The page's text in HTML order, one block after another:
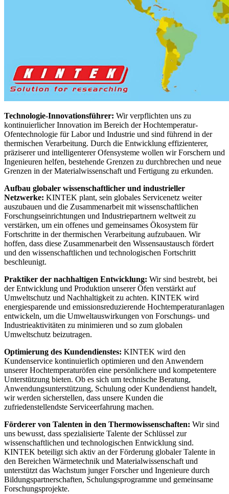
Technologie-Innovationsführer: Wir verpflichten uns zu
kontinuierlicher Innovation im Bereich der Hochtemperatur-
Ofentechnologie für Labor und Industrie und sind führend in der
thermischen Verarbeitung. Durch die Entwicklung effizienterer,
präziserer und intelligenterer Ofensysteme wollen wir Forschern und
Ingenieuren helfen, bestehende Grenzen zu durchbrechen und neue
Grenzen in der Materialwissenschaft und Fertigung zu erkunden.
Aufbau globaler wissenschaftlicher und industrieller
Netzwerke: KINTEK plant, sein globales Servicenetz weiter
auszubauen und die Zusammenarbeit mit wissenschaftlichen
Forschungseinrichtungen und Industriepartnern weltweit zu
verstärken, um ein offenes und gemeinsames Ökosystem für
Fortschritte in der thermischen Verarbeitung aufzubauen. Wir
hoffen, dass diese Zusammenarbeit den Wissensaustausch fördert
und den wissenschaftlichen und technologischen Fortschritt
beschleunigt.
Praktiker der nachhaltigen Entwicklung: Wir sind bestrebt, bei
der Entwicklung und Produktion unserer Öfen verstärkt auf
Umweltschutz und Nachhaltigkeit zu achten. KINTEK wird
energiesparende und emissionsreduzierende Hochtemperaturanlagen
entwickeln, um die Umweltauswirkungen von Forschungs- und
Industrieaktivitäten zu minimieren und so zum globalen
Umweltschutz beizutragen.
Optimierung des Kundendienstes: KINTEK wird den
Kundenservice kontinuierlich optimieren und den Anwendern
unserer Hochtemperaturöfen eine persönlichere und kompetentere
Unterstützung bieten. Ob es sich um technische Beratung,
Anwendungsunterstützung, Schulung oder Kundendienst handelt,
wir werden sicherstellen, dass unsere Kunden die
zufriedenstellendste Serviceerfahrung machen.
Förderer von Talenten in den Thermowissenschaften: Wir sind
uns bewusst, dass spezialisierte Talente der Schlüssel zur
wissenschaftlichen und technologischen Entwicklung sind.
KINTEK beteiligt sich aktiv an der Förderung globaler Talente in
den Bereichen Wärmetechnik und Materialwissenschaft und
unterstützt das Wachstum junger Forscher und Ingenieure durch
Bildungspartnerschaften, Schulungsprogramme und gemeinsame
Forschungsprojekte.